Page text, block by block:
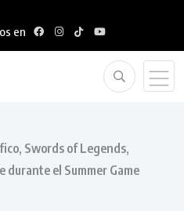
en
Swords of Legends,
durante el Summer Game